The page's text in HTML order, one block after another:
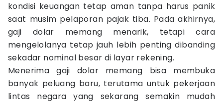
kondisi keuangan tetap aman tanpa harus panik
saat musim pelaporan pajak tiba. Pada akhirnya,
gaji dolar memang menarik, tetapi cara
mengelolanya tetap jauh lebih penting dibanding
sekadar nominal besar di layar rekening.
Menerima gaji dolar memang bisa membuka
banyak peluang baru, terutama untuk pekerjaan
lintas negara yang sekarang semakin mudah